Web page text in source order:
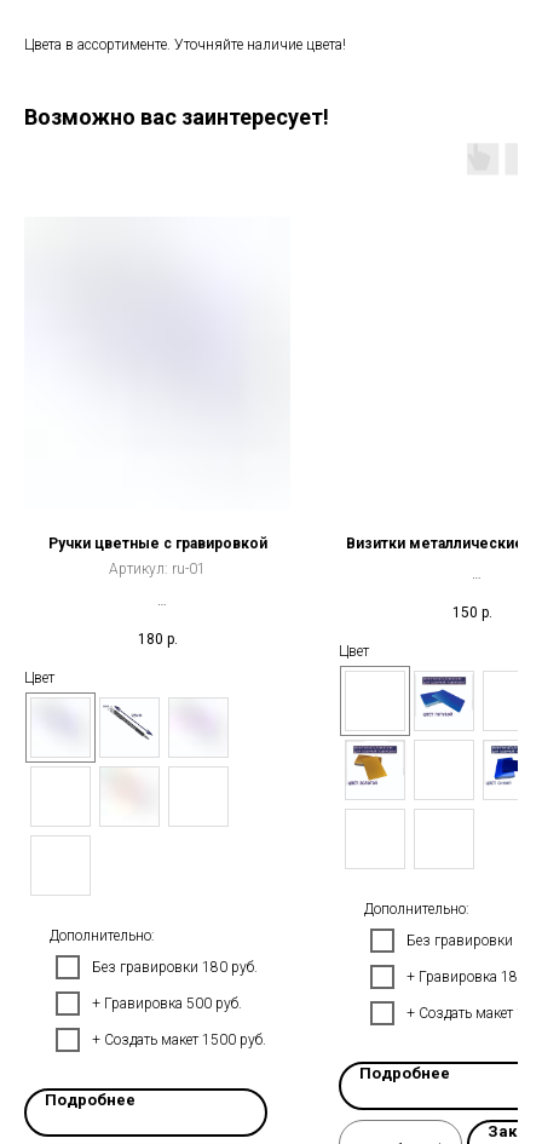
Цвета в ассортименте. Уточняйте наличие цвета!
Возможно вас заинтересует!
Ручки цветные с гравировкой
Артикул: ru-01
серебристый, золотистый, зелёный,
180 р.
Цвет
Дополнительно:
Без гравировки 180 руб.
+ Гравировка 500 руб.
+ Создать макет 1500 руб.
Подробнее
Визитки металлические
Ассортимент цветов:
красный, розовый, чёрный
голубой, чёрный
150 р.
Цвет
Дополнительно:
Без гравировки
+ Гравировка 1850
+ Создать макет
Подробнее